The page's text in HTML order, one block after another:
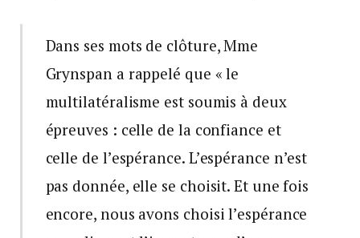
Dans ses mots de clôture, Mme
Grynspan a rappelé que « le
multilatéralisme est soumis à deux
épreuves : celle de la confiance et
celle de l’espérance. L’espérance n’est
pas donnée, elle se choisit. Et une fois
encore, nous avons choisi l’espérance